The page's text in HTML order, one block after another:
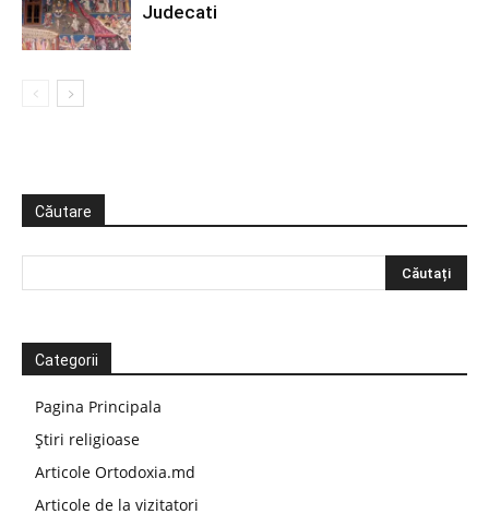
Judecati
Căutare
Categorii
Pagina Principala
Știri religioase
Articole Ortodoxia.md
Articole de la vizitatori